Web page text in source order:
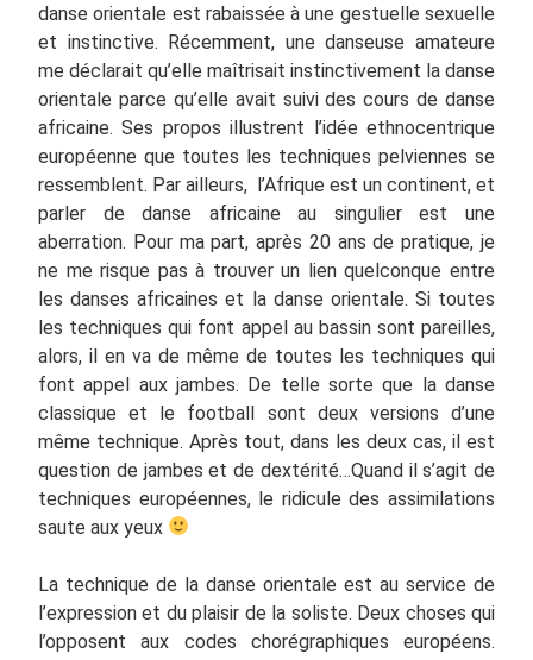
danse orientale est rabaissée à une gestuelle sexuelle
et instinctive. Récemment, une danseuse amateure
me déclarait qu’elle maîtrisait instinctivement la danse
orientale parce qu’elle avait suivi des cours de danse
africaine. Ses propos illustrent l’idée ethnocentrique
européenne que toutes les techniques pelviennes se
ressemblent. Par ailleurs, l’Afrique est un continent, et
parler de danse africaine au singulier est une
aberration. Pour ma part, après 20 ans de pratique, je
ne me risque pas à trouver un lien quelconque entre
les danses africaines et la danse orientale. Si toutes
les techniques qui font appel au bassin sont pareilles,
alors, il en va de même de toutes les techniques qui
font appel aux jambes. De telle sorte que la danse
classique et le football sont deux versions d’une
même technique. Après tout, dans les deux cas, il est
question de jambes et de dextérité…Quand il s’agit de
techniques européennes, le ridicule des assimilations
saute aux yeux
La technique de la danse orientale est au service de
l’expression et du plaisir de la soliste. Deux choses qui
l’opposent aux codes chorégraphiques européens.